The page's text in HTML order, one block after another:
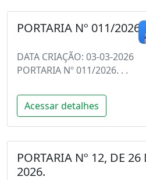
PORTARIA Nº 011/2026
DATA CRIAÇÃO: 03-03-2026
PORTARIA Nº 011/2026. . .
Acessar detalhes
PORTARIA Nº 12, DE 26
2026.